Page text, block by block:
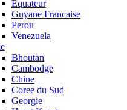
Equateur
Guyane Francaise
Perou
Venezuela
Bhoutan
Cambodge
Chine
Coree du Sud
Georgie